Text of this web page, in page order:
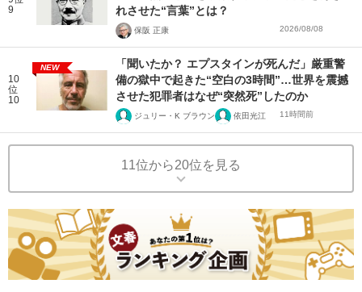
9
れさせた“言葉”とは？
保阪 正康 2026/08/08
10
位
10
NEW
「聞いたか？ エプスタインが死んだ」厳重警
備の獄中で起きた“空白の3時間”…世界を震撼
させた犯罪者はなぜ“突然死”したのか
ジュリー・K ブラウン 依田光江 11時間前
11位から20位を見る